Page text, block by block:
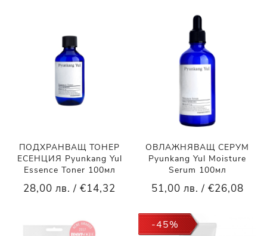
ПОДХРАНВАЩ ТОНЕР
ЕСЕНЦИЯ Pyunkang Yul
Essence Toner 100мл
28,00 лв. / €14,32
ОВЛАЖНЯВАЩ СЕРУМ
Pyunkang Yul Moisture
Serum 100мл
51,00 лв. / €26,08
-45%